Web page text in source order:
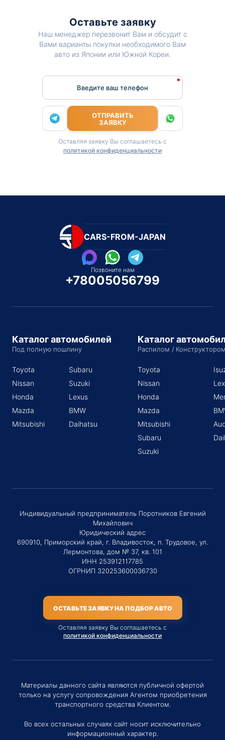
Оставьте заявку
Наш менеджер перезвонит Вам и обсудит с
Вами варианты покупки необходимого Вам
авто из Японии или Южной Кореи.
Введите ваш телефон
ОТПРАВИТЬ
ЗАЯВКУ
Оставляя заявку Вы соглашаетесь с
политикой конфиденциальности
CARS-FROM-JAPAN
Позвоните нам
+78005056799
Каталог автомобилей
Под полную пошлину
Toyota
Nissan
Honda
Mazda
Mitsubishi
Subaru
Suzuki
Lexus
BMW
Daihatsu
Каталог
Распилом /
Toyota
Nissan
Honda
Mazda
Mitsubishi
Subaru
Suzuki
Индивидуальный предприниматель Поротников Евгений
Михайлович
Юридический адрес
690910, Приморский край, г. Владивосток, п. Трудовое, ул.
Лермонтова, дом № 37, кв. 101
ИНН 253912117785
ОГРНИП 320253600036730
ОСТАВЬТЕ ЗАЯВКУ НА ПОДБОР АВТО
Оставляя заявку Вы соглашаетесь с
политикой конфиденциальности
Материалы данного сайта являются публичной офертой
только на услугу сопровождения Агентом приобретения
транспортного средства Клиентом.
Во всех остальных случаях сайт носит исключительно
информационный характер.